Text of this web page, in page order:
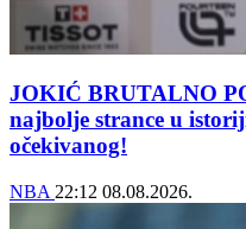
JOKIĆ BRUTALNO
najbolje strance u
očekivanog!
NBA 22:12 08.08.2026.